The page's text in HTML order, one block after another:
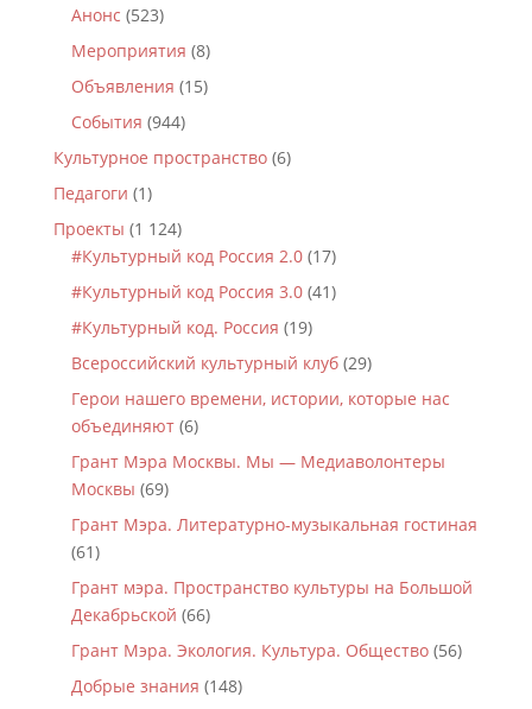
Анонс (523)
Мероприятия (8)
Объявления (15)
События (944)
Культурное пространство(6)
Педагоги (1)
Проекты (1 124)
#Культурный код Россия 2.0(17)
#Культурный код Россия 3.0(41)
#Культурный код. Россия (19)
Всероссийский культурный клуб(29)
Герои нашего времени, истории, которые нас
объединяют(6)
Грант Мэра Москвы. Мы — Медиаволонтеры
Москвы (69)
Грант Мэра. Литературно-музыкальная гостиная
(61)
Грант мэра. Пространство культуры на Большой
Декабрьской (66)
Грант Мэра. Экология. Культура. Общество(56)
Добрые знания (148)